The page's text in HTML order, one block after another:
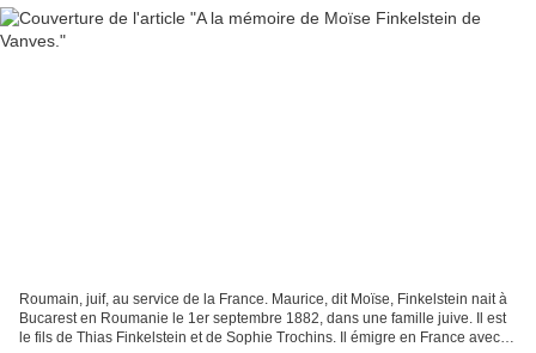
Roumain, juif, au service de la France. Maurice, dit Moïse, Finkelstein nait à
Bucarest en Roumanie le 1er septembre 1882, dans une famille juive. Il est
le fils de Thias Finkelstein et de Sophie Trochins. Il émigre en France avec